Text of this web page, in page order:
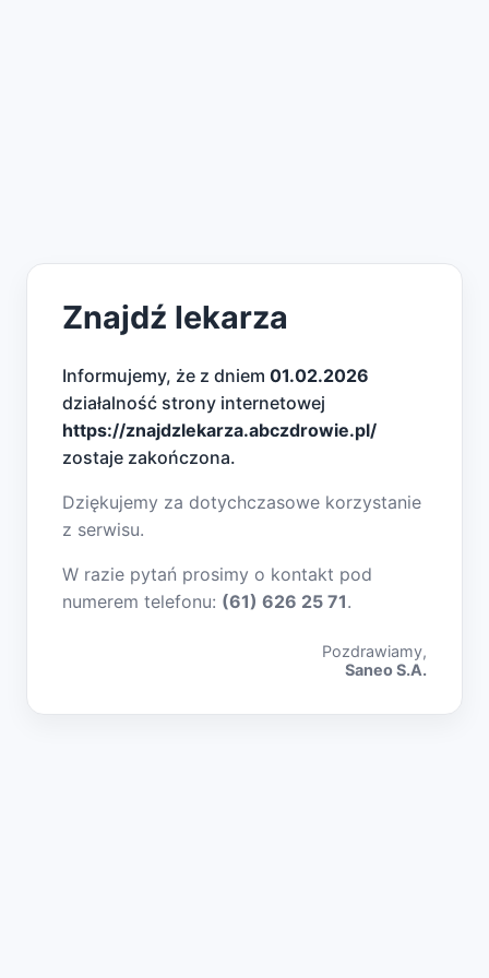
Znajdź lekarza
Informujemy, że z dniem 01.02.2026
działalność strony internetowej
https://znajdzlekarza.abczdrowie.pl/
zostaje zakończona.
Dziękujemy za dotychczasowe korzystanie
z serwisu.
W razie pytań prosimy o kontakt pod
numerem telefonu: (61) 626 25 71.
Pozdrawiamy,
Saneo S.A.